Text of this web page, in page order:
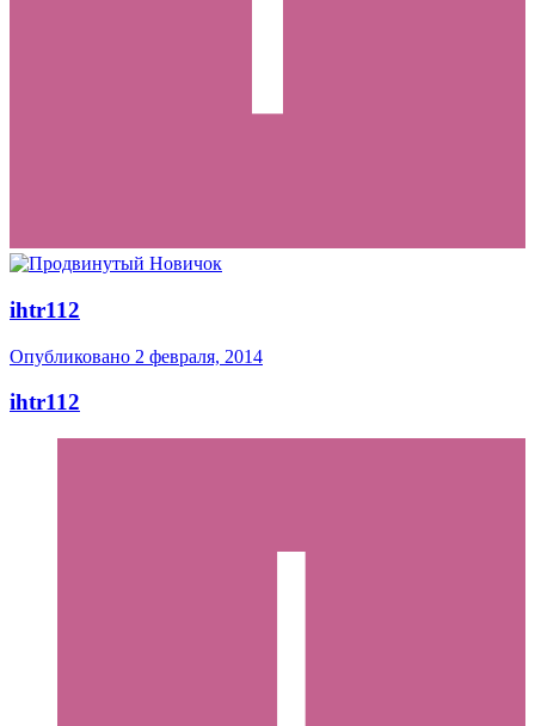
ihtr112
Опубликовано 2 февраля, 2014
ihtr112